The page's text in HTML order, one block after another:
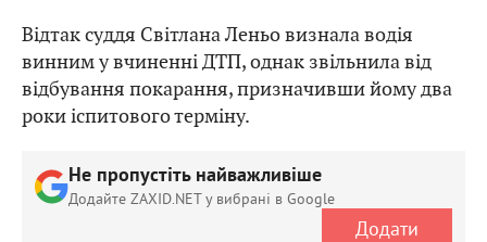
Відтак суддя Світлана Леньо визнала водія
винним у вчиненні ДТП, однак звільнила від
відбування покарання, призначивши йому два
роки іспитового терміну.
Не пропустіть найважливіше
Додайте ZAXID.NET у вибрані в Google
Додати